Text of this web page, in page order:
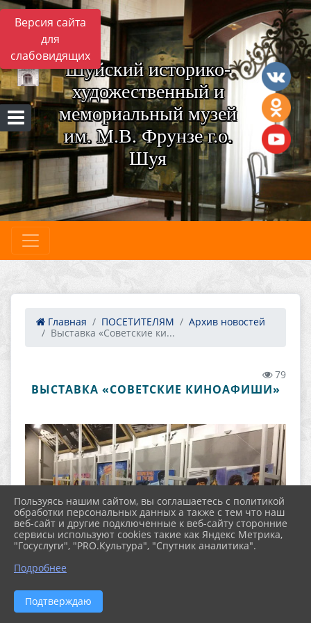
Версия сайта
для
слабовидящих
Шуйский историко-
художественный и
мемориальный музей
им. М.В. Фрунзе г.о.
Шуя
Главная ПОСЕТИТЕЛЯМ
Архив новостей
Выставка «Советские ки...
79
ВЫСТАВКА «СОВЕТСКИЕ КИНОАФИШИ»
4 марта в Шуйском историко-художественном и
Пользуясь нашим сайтом, вы соглашаетесь с политикой
обработки персональных данных а также с тем что наш
веб-сайт и другие подключенные к веб-сайту сторонние
сервисы используют cookies такие как Яндекс Метрика,
"Госуслуги", "PRO.Культура", "Спутник аналитика".
Подробнее
Подтверждаю